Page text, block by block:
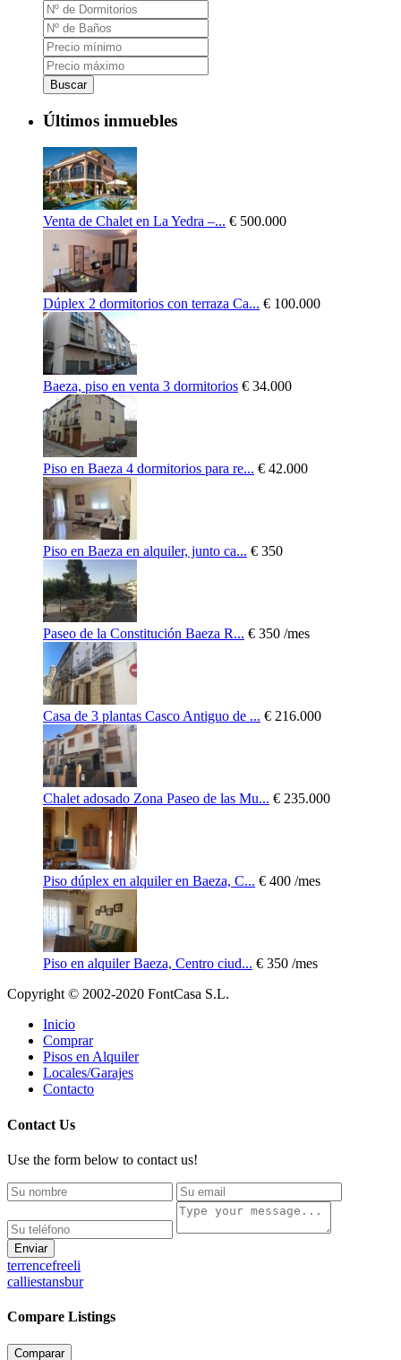
Buscar
Últimos inmuebles
Venta de Chalet en La Yedra –... € 500.000
Dúplex 2 dormitorios con terraza Ca... € 100.000
Baeza, piso en venta 3 dormitorios € 34.000
Piso en Baeza 4 dormitorios para re... € 42.000
Piso en Baeza en alquiler, junto ca... € 350
Paseo de la Constitución Baeza R... € 350 /mes
Casa de 3 plantas Casco Antiguo de ... € 216.000
Chalet adosado Zona Paseo de las Mu... € 235.000
Piso dúplex en alquiler en Baeza, C... € 400 /mes
Piso en alquiler Baeza, Centro ciud... € 350 /mes
Copyright © 2002-2020 FontCasa S.L.
Inicio
Comprar
Pisos en Alquiler
Locales/Garajes
Contacto
Contact Us
Use the form below to contact us!
Enviar
terrencefreeli
calliestansbur
Compare Listings
Comparar